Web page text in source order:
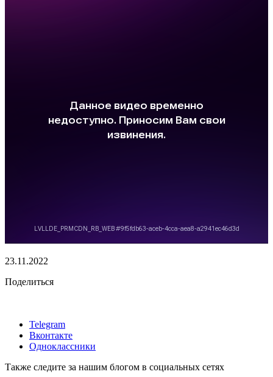
23.11.2022
Поделиться
Telegram
Вконтакте
Одноклассники
Также следите за нашим блогом в социальных сетях